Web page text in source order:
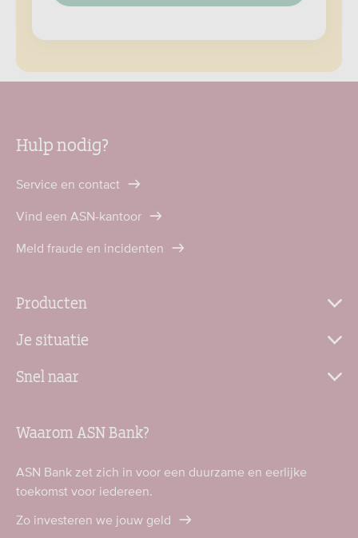
Hulp nodig?
Service en contact
Vind een ASN-kantoor
Meld fraude en incidenten
Producten
Je situatie
Snel naar
Waarom ASN Bank?
ASN Bank zet zich in voor een duurzame en eerlijke
toekomst voor iedereen.
Zo investeren we jouw geld